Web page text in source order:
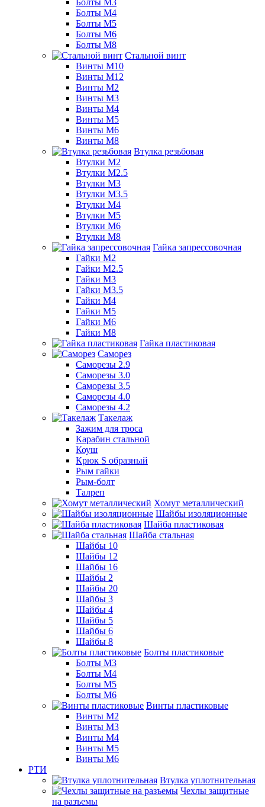
Болты М3
Болты М4
Болты М5
Болты М6
Болты М8
Стальной винт
Винты М10
Винты М12
Винты М2
Винты М3
Винты М4
Винты М5
Винты М6
Винты М8
Втулка резьбовая
Втулки М2
Втулки М2.5
Втулки М3
Втулки М3.5
Втулки М4
Втулки М5
Втулки М6
Втулки М8
Гайка запрессовочная
Гайки М2
Гайки М2.5
Гайки М3
Гайки М3.5
Гайки М4
Гайки М5
Гайки М6
Гайки М8
Гайка пластиковая
Саморез
Саморезы 2.9
Саморезы 3.0
Саморезы 3.5
Саморезы 4.0
Саморезы 4.2
Такелаж
Зажим для троса
Карабин стальной
Коуш
Крюк S образный
Рым гайки
Рым-болт
Талреп
Хомут металлический
Шайбы изоляционные
Шайба пластиковая
Шайба стальная
Шайбы 10
Шайбы 12
Шайбы 16
Шайбы 2
Шайбы 20
Шайбы 3
Шайбы 4
Шайбы 5
Шайбы 6
Шайбы 8
Болты пластиковые
Болты М3
Болты М4
Болты М5
Болты М6
Винты пластиковые
Винты М2
Винты М3
Винты М4
Винты М5
Винты М6
РТИ
Втулка уплотнительная
Чехлы защитные
на разъемы